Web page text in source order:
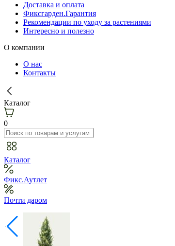
Доставка и оплата
Фиксгарден.Гарантия
Рекомендации по уходу за растениями
Интересно и полезно
О компании
О нас
Контакты
Каталог
0
Каталог
Фикс.Аутлет
Почти даром